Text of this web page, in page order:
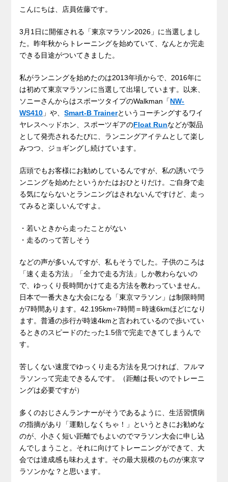
こんにちは、店員佐藤です。
3月1日に開催される「東京マラソン2026」に当選しまし
た。昨年秋からトレーニングを始めていて、なんとか完走
できる目途がついてきました。
私がランニングを始めたのは2013年頃からで、2016年に
は初めて東京マラソンに当選して出場しています。以来、
ソニーさんからはスポーツタイプのWalkman「NW-
WS410 」や、Smart-B Trainerというコーチングするワイ
ヤレスヘッドホン、スポーツギアのFloat Runなどが製品
として発売されるたびに、ランニングアイテムとして楽し
みつつ、ジョギングし続けています。
店頭でもお客様にお勧めしているんですが、私の誘いでラ
ンニングを始めたというかたはおひとりだけ。ご自身で走
る気にならないとランニングはされないんですけど、走っ
てみると楽しいんですよ。
・若いときから走ったことがない
・走るのって苦しそう
などの声が多いんですが、私もそうでした。子供のころは
「速く走る方法」「全力で走る方法」しか教わらないの
で、ゆっくり長時間かけて走る方法を教わっていません。
日本で一番大きな大会になる「東京マラソン」は制限時間
が7時間あります。42.195km÷7時間＝時速6kmほどになり
ます。普通の歩行が時速4kmと言われているので歩いてい
るときのスピードのたった1.5倍で完走できてしまうんで
す。
苦しくない速度でゆっくり走る方法を見つければ、フルマ
ラソンって完走できるんです。（距離は長いのでトレーニ
ングは必要ですが）
多くのおじさんランナーがそうであるように、生活習慣病
の指摘があり「運動しなくちゃ！」というときにお勧めな
のが、小さく短い距離でもよいのでマラソン大会に申し込
んでしまうこと。それに向けてトレーニングができて、大
会では達成感も味わえます。その最大規模のものが東京マ
ラソンかな？と思います。